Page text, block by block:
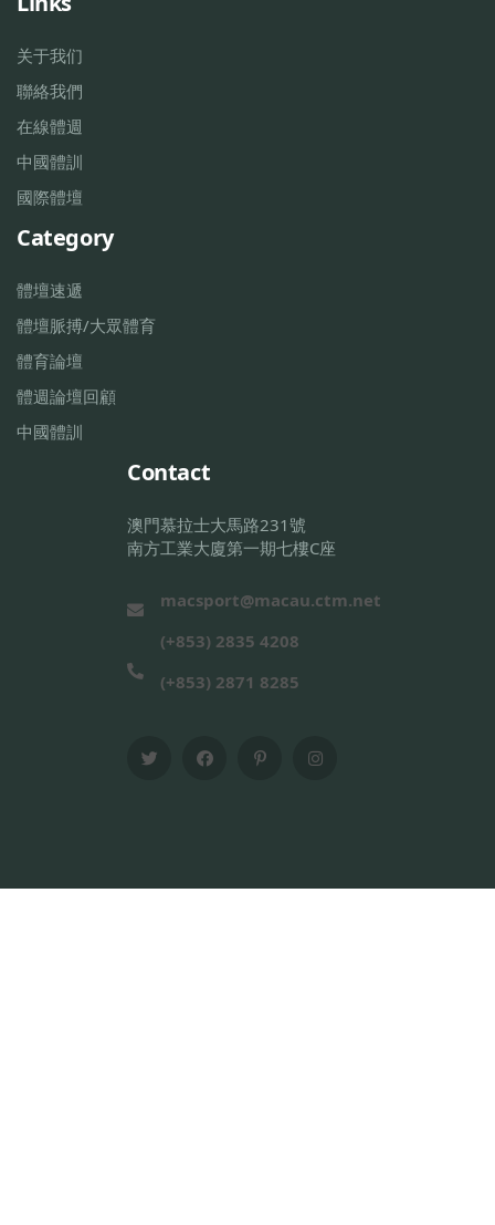
关于我们
聯絡我們
在線體週
中國體訓
國際體壇
Category
體壇速遞
體壇脈搏/大眾體育
體育論壇
體週論壇回顧
中國體訓
Contact
澳門慕拉士大馬路231號
南方工業大廈第一期七樓C座
macsport@macau.ctm.net
(+853) 2835 4208
(+853) 2871 8285